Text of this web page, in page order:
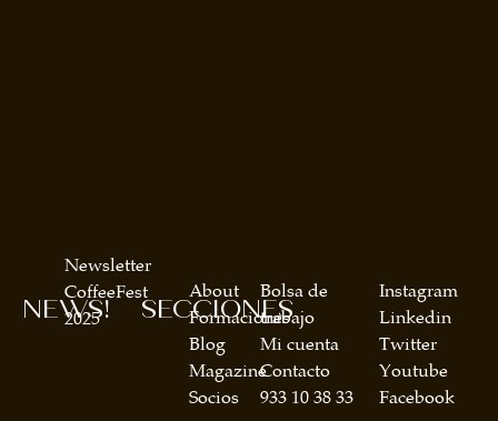
SECCIONES
About
Formaciones
Blog
Magazine
Socios
Bolsa de
trabajo
Mi cuenta
Contacto
933 10 38 33
NEWS!
Newsletter
CoffeeFest
2025
Instagram
Linkedin
Twitter
Youtube
Facebook